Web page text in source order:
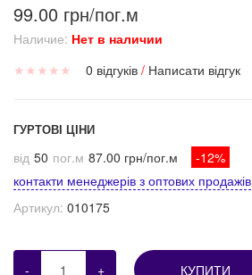
99.00 грн/пог.м
Наличие: Нет в наличии
★ ★ ★ ★ ★ 0 відгуків / Написати відгук
ГУРТОВІ ЦІНИ
від 50 пог.м 87.00 грн/пог.м
-12%
контакти менеджерів з оптових продажів
Артикул: 010175
- + КУПИТИ